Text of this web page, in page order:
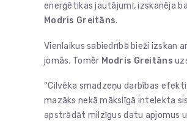
enerģētikas jautājumi, izskanēja
Modris Greitāns.
Vienlaikus sabiedrībā bieži izskan
jomās. Tomēr Modris Greitāns
“Cilvēka smadzeņu darbības
mazāks nekā mākslīgā intelekta
apstrādāt milzīgus datu apjomus